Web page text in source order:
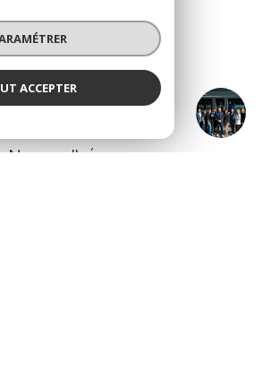
SAINTE ANNE IMMO
Nous adhérons
ACCEPTER